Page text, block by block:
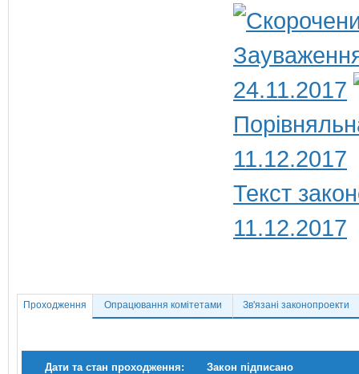
24.11.2017
11.12.2017
Текст
11.12.2017
Проходження Опрацювання комітетами Зв'язані законопроекти
Дати та стан проходження: Закон підписано